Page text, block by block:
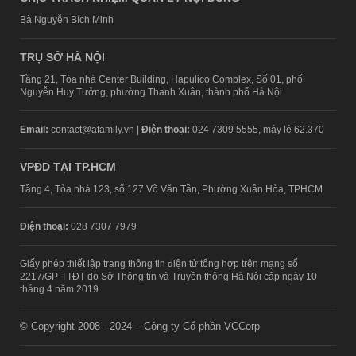
Bà Nguyễn Bích Minh
TRỤ SỞ HÀ NỘI
Tầng 21, Tòa nhà Center Building, Hapulico Complex, Số 01, phố
Nguyễn Huy Tưởng, phường Thanh Xuân, thành phố Hà Nội
Email: contact@afamily.vn | Điện thoại: 024 7309 5555, máy lẻ 62.370
VPĐD TẠI TP.HCM
Tầng 4, Tòa nhà 123, số 127 Võ Văn Tần, Phường Xuân Hòa, TPHCM
Điện thoại: 028 7307 7979
Giấy phép thiết lập trang thông tin điện tử tổng hợp trên mạng số
2217/GP-TTĐT do Sở Thông tin và Truyền thông Hà Nội cấp ngày 10
tháng 4 năm 2019
© Copyright 2008 - 2024 – Công ty Cổ phần VCCorp